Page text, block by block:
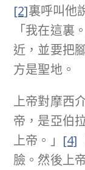
[2]裏呼叫他
「我在這裏。
近，並要把
方是聖地。
上帝對摩西
帝，是亞伯
上帝。」 [4]
臉。然後上